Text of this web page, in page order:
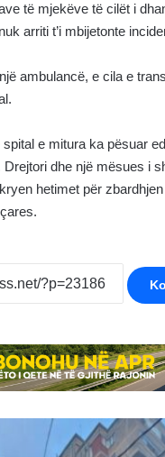
të mjekëve të cilët i
arriti t’i mbijetonte
ambulancë, e cila e
e mitura ka pësuar
Drejtori dhe një mësues i
hetimet për